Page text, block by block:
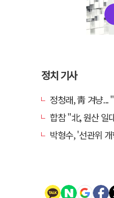
정치 기사
정청래, 靑 겨냥... "
합참 "北, 원산 일
박형수, '선관위